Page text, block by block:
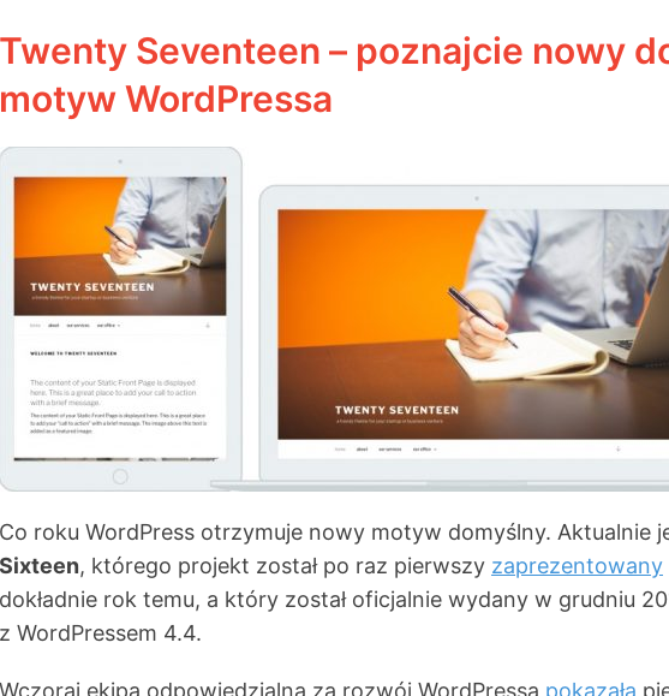
Twenty Seventeen – poznajcie nowy
motyw WordPressa
Co roku WordPress otrzymuje nowy motyw domyślny. Aktualnie
Sixteen, którego projekt został po raz pierwszy zaprezentowany
dokładnie rok temu, a który został oficjalnie wydany w grudniu
z WordPressem 4.4.
Wczoraj ekipa odpowiedzialna za rozwój WordPressa pokazała